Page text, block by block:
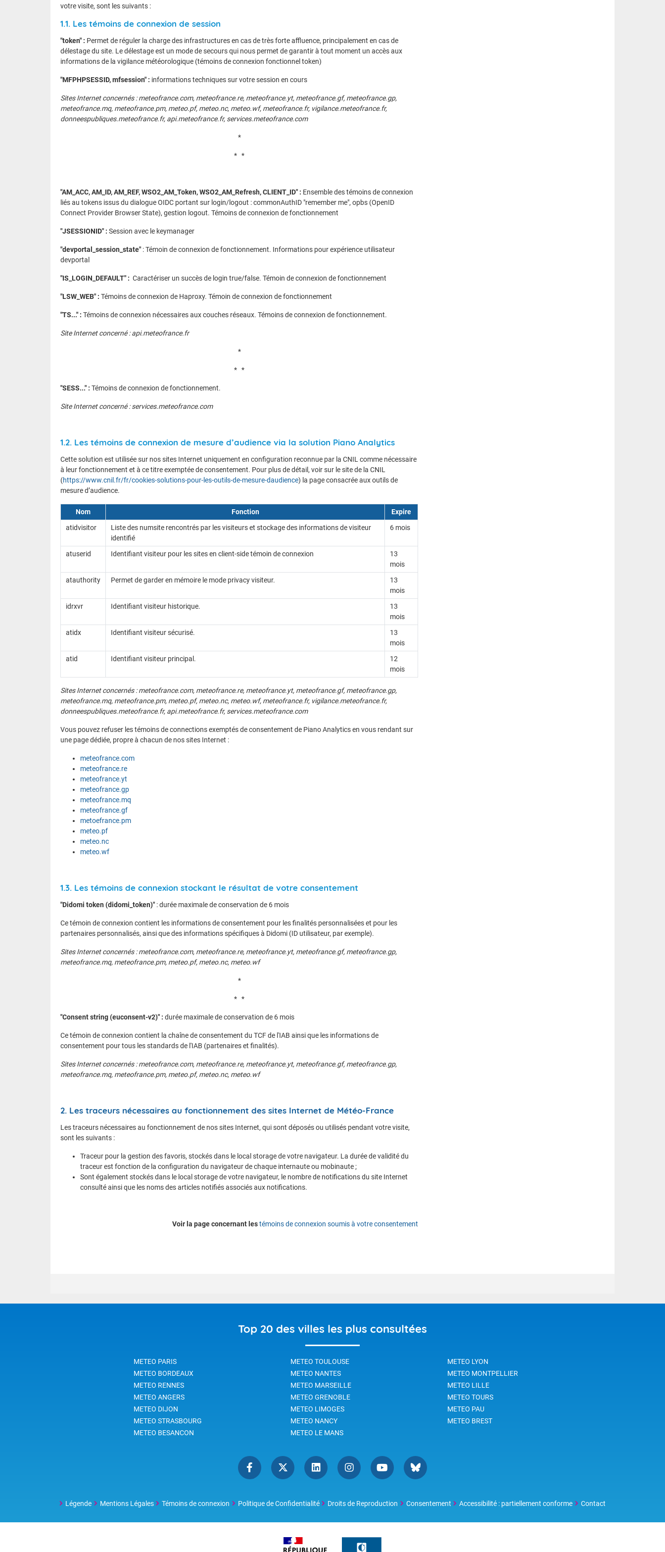
votre visite, sont les suivants :
1.1. Les témoins de connexion de session
"token" : Permet de réguler la charge des infrastructures en cas de très forte affluence, principalement en cas de
délestage du site. Le délestage est un mode de secours qui nous permet de garantir à tout moment un accès aux
informations de la vigilance météorologique (témoins de connexion fonctionnel token)
"MFPHPSESSID, mfsession" : informations techniques sur votre session en cours
Sites Internet concernés : meteofrance.com, meteofrance.re, meteofrance.yt, meteofrance.gf, meteofrance.gp,
meteofrance.mq, meteofrance.pm, meteo.pf, meteo.nc, meteo.wf, meteofrance.fr, vigilance.meteofrance.fr,
donneespubliques.meteofrance.fr, api.meteofrance.fr, services.meteofrance.com
*
* *
"AM_ACC, AM_ID, AM_REF, WSO2_AM_Token, WSO2_AM_Refresh, CLIENT_ID" : Ensemble des témoins de connexion
liés au tokens issus du dialogue OIDC portant sur login/logout : commonAuthID "remember me", opbs (OpenID
Connect Provider Browser State), gestion logout. Témoins de connexion de fonctionnement
"JSESSIONID" : Session avec le keymanager
"devportal_session_state" : Témoin de connexion de fonctionnement. Informations pour expérience utilisateur
devportal
"IS_LOGIN_DEFAULT" : Caractériser un succès de login true/false. Témoin de connexion de fonctionnement
"LSW_WEB" : Témoins de connexion de Haproxy. Témoin de connexion de fonctionnement
"TS..." : Témoins de connexion nécessaires aux couches réseaux. Témoins de connexion de fonctionnement.
Site Internet concerné : api.meteofrance.fr
*
* *
"SESS..." : Témoins de connexion de fonctionnement.
Site Internet concerné : services.meteofrance.com
1.2. Les témoins de connexion de mesure d’audience via la solution Piano Analytics
Cette solution est utilisée sur nos sites Internet uniquement en configuration reconnue par la CNIL comme nécessaire
à leur fonctionnement et à ce titre exemptée de consentement. Pour plus de détail, voir sur le site de la CNIL
(https://www.cnil.fr/fr/cookies-solutions-pour-les-outils-de-mesure-daudience) la page consacrée aux outils de
mesure d’audience.
Nom Fonction
Expire
atidvisitor
Liste des numsite rencontrés par les visiteurs et stockage des informations de visiteur
identifié
6 mois
atuserid Identifiant visiteur pour les sites en client-side témoin de connexion
13
mois
atauthority
Permet de garder en mémoire le mode privacy visiteur.
13
mois
idrxvr
Identifiant visiteur historique.
13
mois
atidx
Identifiant visiteur sécurisé.
13
mois
atid
Identifiant visiteur principal.
12
mois
Sites Internet concernés : meteofrance.com, meteofrance.re, meteofrance.yt, meteofrance.gf, meteofrance.gp,
meteofrance.mq, meteofrance.pm, meteo.pf, meteo.nc, meteo.wf, meteofrance.fr, vigilance.meteofrance.fr,
donneespubliques.meteofrance.fr, api.meteofrance.fr, services.meteofrance.com
Vous pouvez refuser les témoins de connections exemptés de consentement de Piano Analytics en vous rendant sur
une page dédiée, propre à chacun de nos sites Internet :
meteofrance.com
meteofrance.re
meteofrance.yt
meteofrance.gp
meteofrance.mq
meteofrance.gf
metoefrance.pm
meteo.pf
meteo.nc
meteo.wf
1.3. Les témoins de connexion stockant le résultat de votre consentement
"Didomi token (didomi_token)" : durée maximale de conservation de 6 mois
Ce témoin de connexion contient les informations de consentement pour les finalités personnalisées et pour les
partenaires personnalisés, ainsi que des informations spécifiques à Didomi (ID utilisateur, par exemple).
Sites Internet concernés : meteofrance.com, meteofrance.re, meteofrance.yt, meteofrance.gf, meteofrance.gp,
meteofrance.mq, meteofrance.pm, meteo.pf, meteo.nc, meteo.wf
*
* *
"Consent string (euconsent-v2)" : durée maximale de conservation de 6 mois
Ce témoin de connexion contient la chaîne de consentement du TCF de l'IAB ainsi que les informations de
consentement pour tous les standards de l'IAB (partenaires et finalités).
Sites Internet concernés : meteofrance.com, meteofrance.re, meteofrance.yt, meteofrance.gf, meteofrance.gp,
meteofrance.mq, meteofrance.pm, meteo.pf, meteo.nc, meteo.wf
2. Les traceurs nécessaires au fonctionnement des sites Internet de Météo-France
Les traceurs nécessaires au fonctionnement de nos sites Internet, qui sont déposés ou utilisés pendant votre visite,
sont les suivants :
Traceur pour la gestion des favoris, stockés dans le local storage de votre navigateur. La durée de validité du
traceur est fonction de la configuration du navigateur de chaque internaute ou mobinaute ;
Sont également stockés dans le local storage de votre navigateur, le nombre de notifications du site Internet
consulté ainsi que les noms des articles notifiés associés aux notifications.
Voir la page concernant lestémoins de connexion soumis à votre consentement
Top 20 des villes les plus consultées
METEO PARIS METEO TOULOUSE
METEO LYON
METEO BORDEAUX
METEO NANTES
METEO MONTPELLIER
METEO RENNES
METEO MARSEILLE
METEO LILLE
METEO ANGERS
METEO GRENOBLE
METEO TOURS
METEO DIJON
METEO LIMOGES
METEO PAU
METEO STRASBOURG
METEO NANCY
METEO BREST
METEO BESANCON
METEO LE MANS
Légende Mentions Légales Témoins de connexion Politique de Confidentialité Droits de Reproduction Consentement Accessibilité : partiellement conforme Contact